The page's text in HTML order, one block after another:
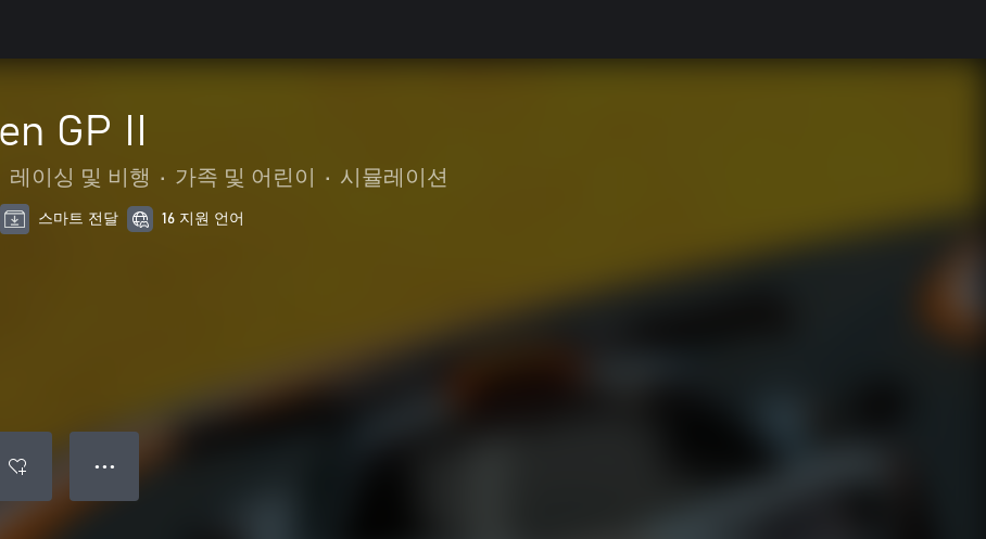
GP II
레이싱 및 비행 • 가족 및 어린이 • 시뮬레이션
스마트 전달 16 지원 언어
● ● ●